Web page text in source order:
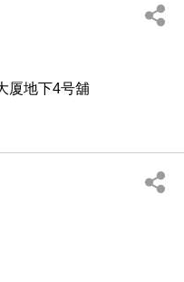
厦地下4号舖